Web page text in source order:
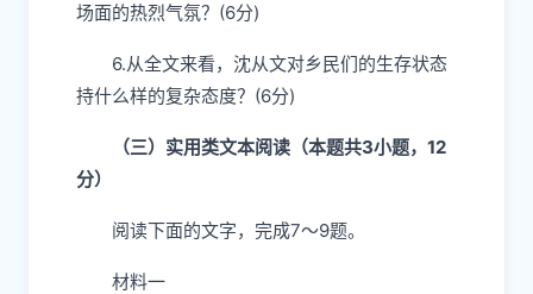
场面的热烈气氛？(6分)
6.从全文来看，沈从文对乡民们的生存状态
持什么样的复杂态度？(6分)
（三）实用类文本阅读（本题共3小题，12
分）
阅读下面的文字，完成7～9题。
材料一